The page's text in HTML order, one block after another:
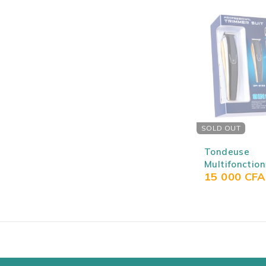
SOLD OUT
Tondeuse
Rechargeable
15 000 CFA